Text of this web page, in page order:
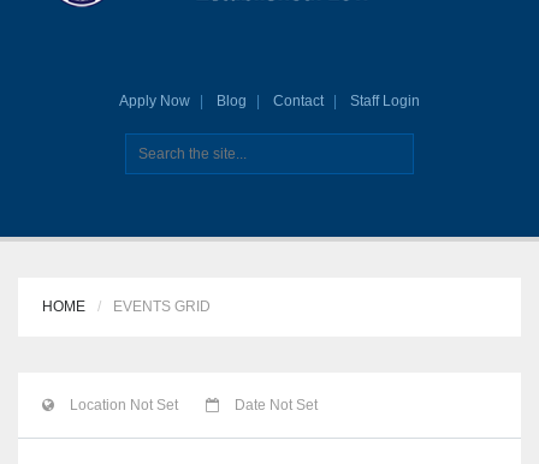
Apply Now Blog Contact Staff Login
HOME EVENTS GRID
Location Not Set Date Not Set